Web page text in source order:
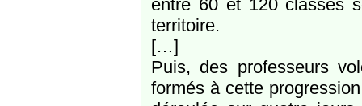
entre 60 et 120 classes
territoire.
[…]
Puis, des professeurs
formés à cette